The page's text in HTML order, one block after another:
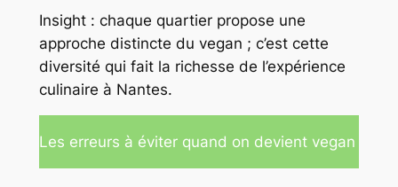
Insight : chaque quartier propose une
approche distincte du vegan ; c’est cette
diversité qui fait la richesse de l’expérience
culinaire à Nantes.
Les erreurs à éviter quand on devient vegan